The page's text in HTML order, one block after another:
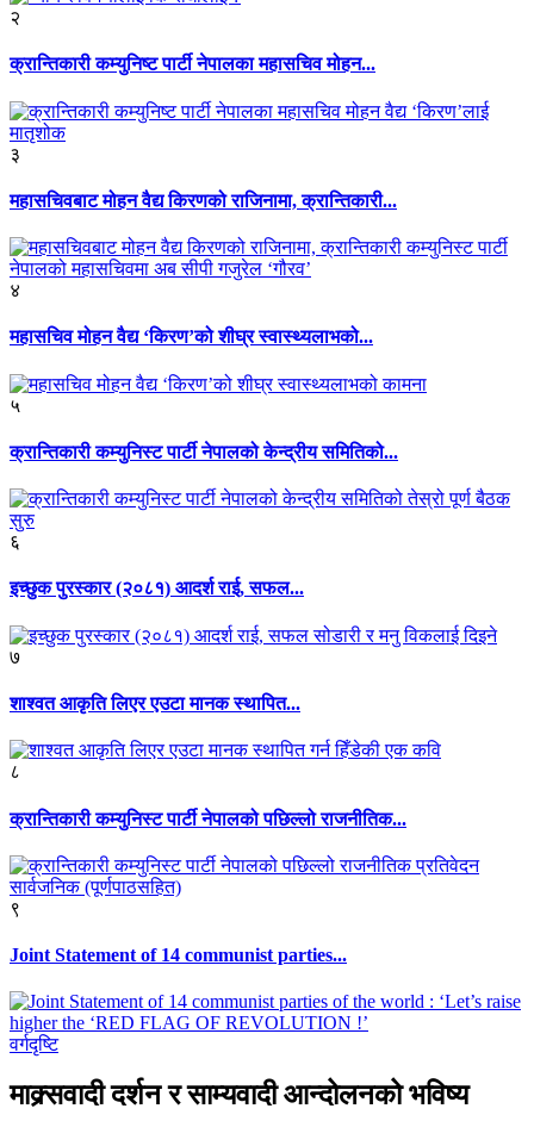
२
क्रान्तिकारी कम्युनिष्ट पार्टी नेपालका महासचिव मोहन...
३
महासचिवबाट मोहन वैद्य किरणको राजिनामा, क्रान्तिकारी...
४
महासचिव मोहन वैद्य ‘किरण’को शीघ्र स्वास्थ्यलाभको...
५
क्रान्तिकारी कम्युनिस्ट पार्टी नेपालको केन्द्रीय समितिको...
६
इच्छुक पुरस्कार (२०८१) आदर्श राई, सफल...
७
शाश्वत आकृति लिएर एउटा मानक स्थापित...
८
क्रान्तिकारी कम्युनिस्ट पार्टी नेपालको पछिल्लो राजनीतिक...
९
Joint Statement of 14 communist parties...
वर्गदृष्टि
माक्र्सवादी दर्शन र साम्यवादी आन्दोलनको भविष्य